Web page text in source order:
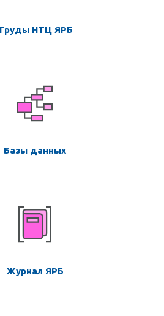
НТЦ ЯРБ
Базы данных
Журнал ЯРБ